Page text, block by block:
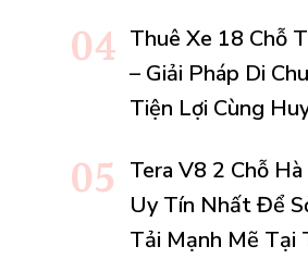
Thuê Xe 18 Chỗ
– Giải Pháp Di
Tiện Lợi Cùng
Tera V8 2 Chỗ
Uy Tín Nhất Để
Tải Mạnh Mẽ Tại